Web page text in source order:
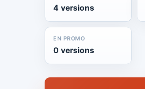
4 versions
EN PROMO
0 versions